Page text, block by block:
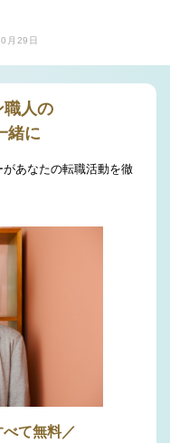
月29日
職人の
緒に
あなたの転職活動を徹
て無料／